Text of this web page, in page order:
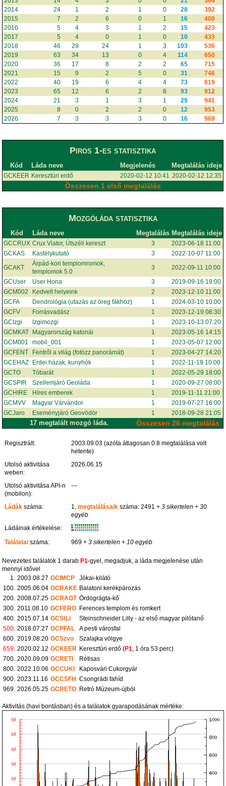
2014
24 1 2 1 0 28
392
2015
7 2 6 0 1 16
408
2016
5 4 3 1 2 15
423
2017
5 4 0 1 0 10
433
2018
46 29 24 1 3 103
536
2019
63 34 13 0 4 114
650
2020
36 17 8 2 2 65
715
2021
15 9 2 5 0 31
746
2022
40 19 6 4 4 73
819
2023
65 12 6 2 8 93
912
2024
21 3 1 3 1 29
941
2025
8 0 2 2 0 12
953
2026
7 3 3 3 0 16 969
Piros 1-es statisztika
Kód Láda neve Megjelenés Megtalálás ideje
GCKEER Keresztúri erdő 2020-02-12 10:41 2020-02-12 12:35
Összesen 1 első megtalálás
Mozgóláda statisztika
Kód Láda neve Megtalálás Megtalálás ideje
GCCRUX Crux Viator, Útszéli kereszt 3
2023-06-18 11:00
GCKAS
Kastélykutató 3
2022-10-07 11:00
GCAKT
Árpád-kori templomromok,
templomok 5.0
3
2022-09-11 10:00
GCUser
User Hona 3
2019-09-16 19:00
GCM002
Kedvelt helyeink 2
2023-12-10 11:00
GCFA
Dendrológia (utazás az öreg fákhoz) 1
2024-03-10 10:00
GCFV
Forrásvadász 1
2023-12-19 08:30
GCIzgi
Izgimozgi 1
2023-10-13 07:20
GCMKAT
Magyarország katonái 1
2023-05-16 14:15
GCM001
mobil_001 1
2023-05-07 12:00
GCFENT
Fentről a világ (fotózz panorámát) 1
2023-04-27 14:20
GCEHAZ
Erdei házak, kunyhók 1
2022-11-19 10:00
GCTO
Tóbarát 1
2022-05-29 18:00
GCSPIR
Szellemjáró Geoláda 1
2020-09-27 08:00
GCHIRE
Híres emberek 1
2019-11-11 21:00
GCMVV
Magyar Várvándor 1
2019-07-27 16:00
GCJaro
Eseményjáró Geovödör 1 2018-09-28 21:05
17 megtalált mozgó láda. Összesen 26 megtalálás
Regisztrált:
2003.09.03 (azóta átlagosan 0.8 megtalálása volt
hetente)
Utolsó aktivitása
weben:
2026.06.15
Utolsó aktivitása API-n
(mobilon):
---
Ládák száma: 1,megtalálásaik száma: 2491 + 3 sikertelen + 30
egyéb
Ládáinak értékelése:
K
R
W
Találatai száma: 969 + 3 sikertelen + 10 egyéb
Nevezetes találatok 1 darab P1-gyel, megadjuk, a láda megjelenése után
mennyi idővel
1. 2003.08.27 GCIMCP
Jókai-kilátó
100. 2005.06.04 GCBAKE Balatoni kerékpározás
200. 2008.07.25 GCRAGT Ördögrágta-kő
300. 2011.08.10 GCFERO Ferences templom és romkert
400. 2015.07.14 GCStLi
Steinschneider Lilly - az első magyar pilótanő
500. 2018.07.27 GCPFAL
A pesti városfal
600. 2019.08.20 GCSzvo
Szalajka völgye
659. 2020.02.12 GCKEER Keresztúri erdő (P1, 1 óra 53 perc)
700. 2020.09.09 GCRETI
Rétisas
800. 2022.10.06 GCCUKI
Kaposvári Cukorgyár
900. 2023.11.16 GCCSFH
Csongrádi fahíd
969. 2026.05.25 GCRETO Retró Múzeum-újból
Aktivitás (havi bontásban) és a találatok gyarapodásának mértéke: